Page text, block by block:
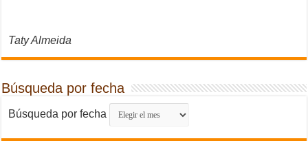
Taty Almeida
Búsqueda por fecha
Búsqueda por fecha